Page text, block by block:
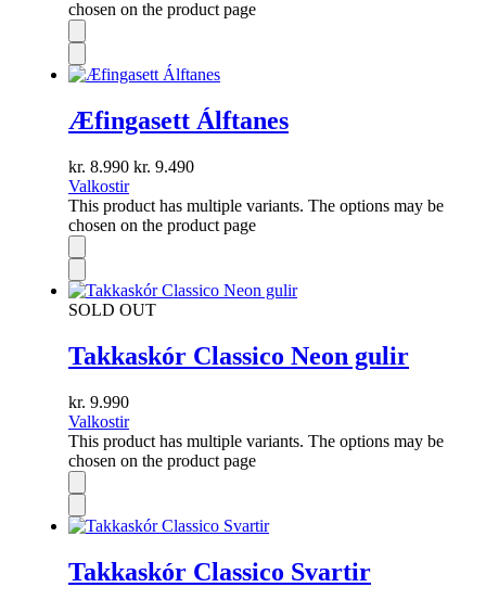
chosen on the product page
Æfingasett Álftanes
kr. 8.990 kr. 9.490
Valkostir
This product has multiple variants. The options may be
chosen on the product page
SOLD OUT
Takkaskór Classico Neon gulir
kr. 9.990
Valkostir
This product has multiple variants. The options may be
chosen on the product page
Takkaskór Classico Svartir